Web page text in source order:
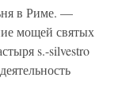
в Риме. —
мощей святых
s.-silvestro